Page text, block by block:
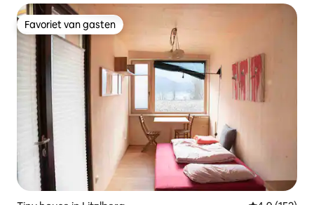
Favoriet van gasten
Favoriet van gasten